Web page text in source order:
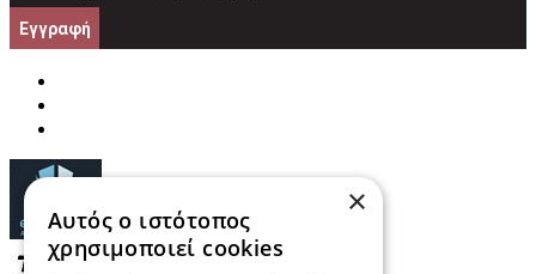
Εγγραφή
×
Αυτός ο ιστότοπος
χρησιμοποιεί cookies